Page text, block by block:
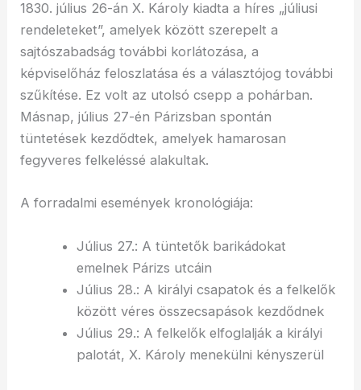
1830. július 26-án X. Károly kiadta a híres „júliusi
rendeleteket”, amelyek között szerepelt a
sajtószabadság további korlátozása, a
képviselőház feloszlatása és a választójog további
szűkítése. Ez volt az utolsó csepp a pohárban.
Másnap, július 27-én Párizsban spontán
tüntetések kezdődtek, amelyek hamarosan
fegyveres felkeléssé alakultak.
A forradalmi események kronológiája:
Július 27.: A tüntetők barikádokat
emelnek Párizs utcáin
Július 28.: A királyi csapatok és a felkelők
között véres összecsapások kezdődnek
Július 29.: A felkelők elfoglalják a királyi
palotát, X. Károly menekülni kényszerül